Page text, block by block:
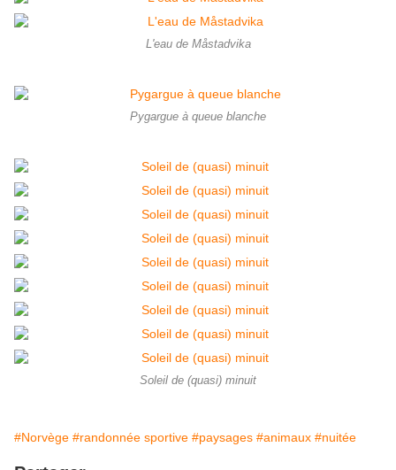
L'eau de Måstadvika
Pygargue à queue blanche
Soleil de (quasi) minuit
#Norvège #randonnée sportive #paysages #animaux #nuitée